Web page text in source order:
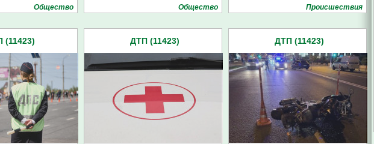
Общество Общество Проиcшествия
(11423) ДТП (11423) ДТП (11423)